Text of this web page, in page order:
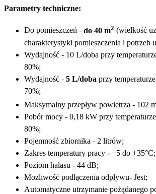
Parametry techniczne:
Do pomieszczeń - do 40 m2 (wielkość
charakterystyki pomieszczenia i
Wydajność - 10 L/doba przy
80%;
Wydajność - 5 L/doba przy
70%;
Maksymalny przepływ powietrza - 102
Pobór mocy - 0,18 kW przy
80%;
Pojemność zbiornika - 2 litrów;
Zakres temperatury pracy - +5 do +35°C;
Poziom hałasu - 44 dB;
Możliwość podłączenia odpływu- Jest;
Automatyczne utrzymanie pożądanego